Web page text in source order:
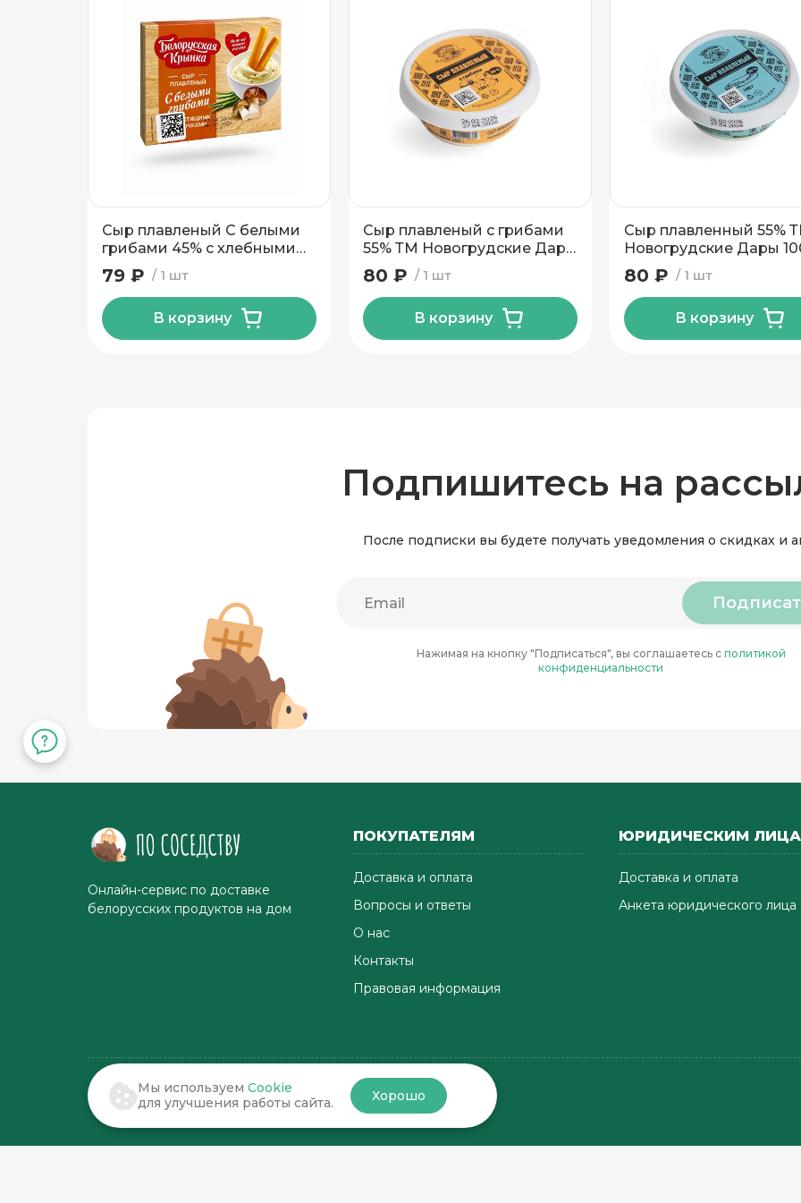
Сыр плавленый С белыми
грибами 45% с хлебными
палочками ТМ Рогачев 35
гр
1 шт
79 ₽
В корзину
Сыр плавленый с грибами
55% ТМ Новогрудские Дары
100 гр
1 шт
80 ₽
В корзину
Сыр плавленный 55%
Новогрудские Дары
1 шт
80 ₽
В корзину
Подпишитесь на
После подписки вы будете получать уведомления о скидках и
Нажимая на кнопку "Подписаться", вы соглашаетесь с политикой
конфиденциальности
Онлайн-сервис по доставке
белорусских продуктов на дом
ПОКУПАТЕЛЯМ
Доставка и оплата
Вопросы и ответы
О нас
Контакты
Правовая информация
ЮРИДИЧЕСКИМ
Доставка и оплата
Анкета юридического лица
© 2022-2026 . По соседству
Мы используем Cookie
для улучшения работы сайта.
Хорошо